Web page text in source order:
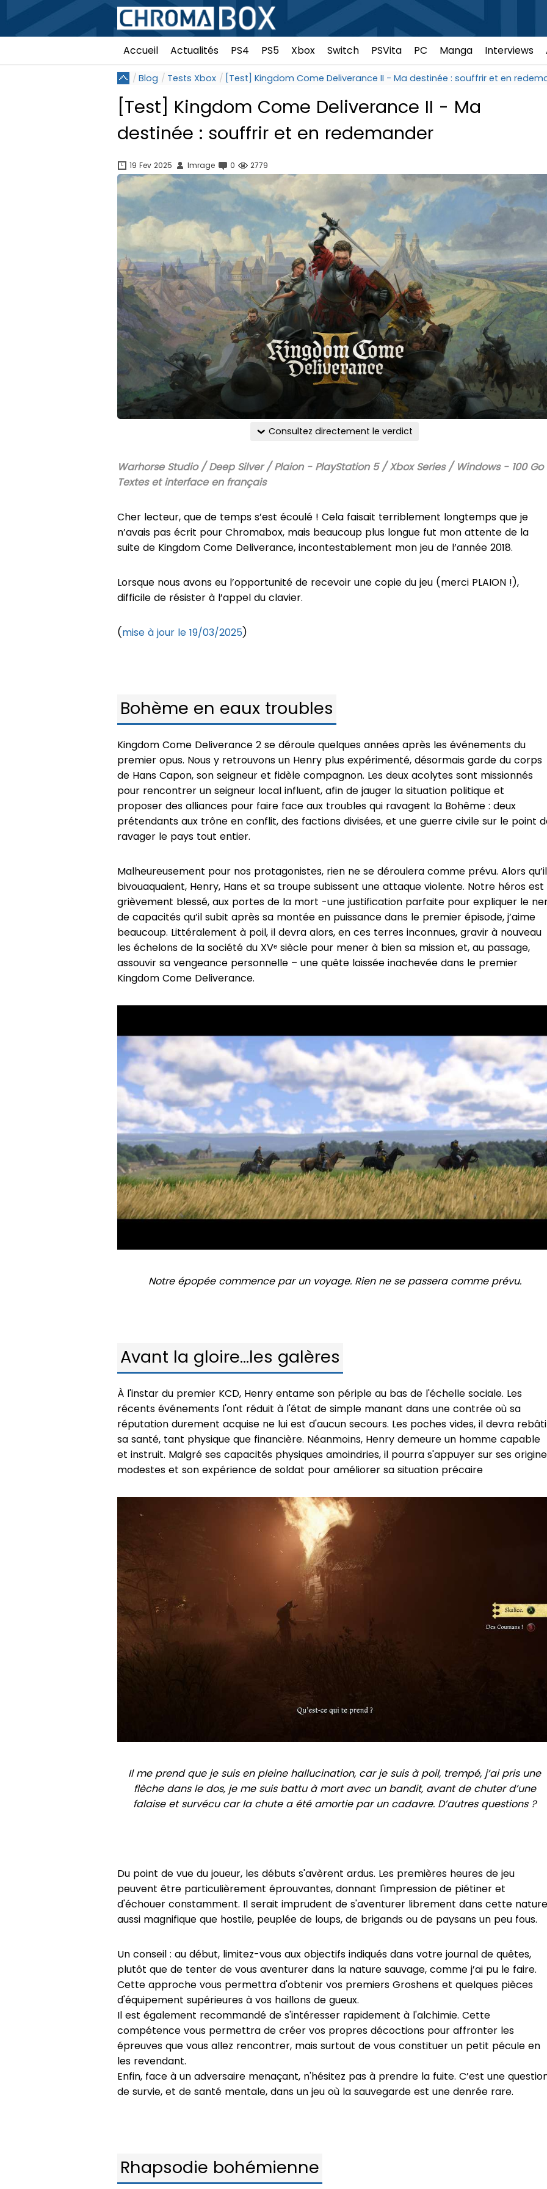
Accueil Actualités PS4 PS5 Xbox Switch PSVita PC Manga Interviews
Blog Tests Xbox [Test] Kingdom Come Deliverance II - Ma destinée : souffrir et en
[Test] Kingdom Come Deliverance II - Ma
destinée : souffrir et en redemander
19 Fev 2025 Imrage 0 2779
Consultez directement le verdict
Warhorse Studio / Deep Silver / Plaion - PlayStation 5 / Xbox Series / Windows - 100
Textes et interface en français
Cher lecteur, que de temps s’est écoulé ! Cela faisait terriblement longtemps que je
n’avais pas écrit pour Chromabox, mais beaucoup plus longue fut mon attente de la
suite de Kingdom Come Deliverance, incontestablement mon jeu de l’année 2018.
Lorsque nous avons eu l’opportunité de recevoir une copie du jeu (merci PLAION !),
difficile de résister à l’appel du clavier.
(mise à jour le 19/03/2025)
Bohème en eaux troubles
Kingdom Come Deliverance 2 se déroule quelques années après les événements du
premier opus. Nous y retrouvons un Henry plus expérimenté, désormais garde du corps
de Hans Capon, son seigneur et fidèle compagnon. Les deux acolytes sont missionnés
pour rencontrer un seigneur local influent, afin de jauger la situation politique et
proposer des alliances pour faire face aux troubles qui ravagent la Bohême : deux
prétendants aux trône en conflit, des factions divisées, et une guerre civile sur le point
ravager le pays tout entier.
Malheureusement pour nos protagonistes, rien ne se déroulera comme prévu. Alors
bivouaquaient, Henry, Hans et sa troupe subissent une attaque violente. Notre héros est
grièvement blessé, aux portes de la mort -une justification parfaite pour expliquer le
de capacités qu’il subit après sa montée en puissance dans le premier épisode, j’aime
beaucoup. Littéralement à poil, il devra alors, en ces terres inconnues, gravir à nouveau
les échelons de la société du XVᵉ siècle pour mener à bien sa mission et, au passage,
assouvir sa vengeance personnelle – une quête laissée inachevée dans le premier
Kingdom Come Deliverance.
Notre épopée commence par un voyage. Rien ne se passera comme prévu.
Avant la gloire…les galères
À l'instar du premier KCD, Henry entame son périple au bas de l'échelle sociale. Les
récents événements l'ont réduit à l'état de simple manant dans une contrée où sa
réputation durement acquise ne lui est d'aucun secours. Les poches vides, il devra
sa santé, tant physique que financière. Néanmoins, Henry demeure un homme capable
et instruit. Malgré ses capacités physiques amoindries, il pourra s'appuyer sur ses
modestes et son expérience de soldat pour améliorer sa situation précaire
Il me prend que je suis en pleine hallucination, car je suis à poil, trempé, j’ai pris une
flèche dans le dos, je me suis battu à mort avec un bandit, avant de chuter d’une
falaise et survécu car la chute a été amortie par un cadavre. D’autres questions ?
Du point de vue du joueur, les débuts s'avèrent ardus. Les premières heures de jeu
peuvent être particulièrement éprouvantes, donnant l'impression de piétiner et
d'échouer constamment. Il serait imprudent de s'aventurer librement dans cette nature
aussi magnifique que hostile, peuplée de loups, de brigands ou de paysans un peu fous.
Un conseil : au début, limitez-vous aux objectifs indiqués dans votre journal de quêtes,
plutôt que de tenter de vous aventurer dans la nature sauvage, comme j’ai pu le faire.
Cette approche vous permettra d'obtenir vos premiers Groshens et quelques pièces
d'équipement supérieures à vos haillons de gueux.
Il est également recommandé de s'intéresser rapidement à l'alchimie. Cette
compétence vous permettra de créer vos propres décoctions pour affronter les
épreuves que vous allez rencontrer, mais surtout de vous constituer un petit pécule en
les revendant.
Enfin, face à un adversaire menaçant, n'hésitez pas à prendre la fuite. C’est une
de survie, et de santé mentale, dans un jeu où la sauvegarde est une denrée rare.
Rhapsodie bohémienne